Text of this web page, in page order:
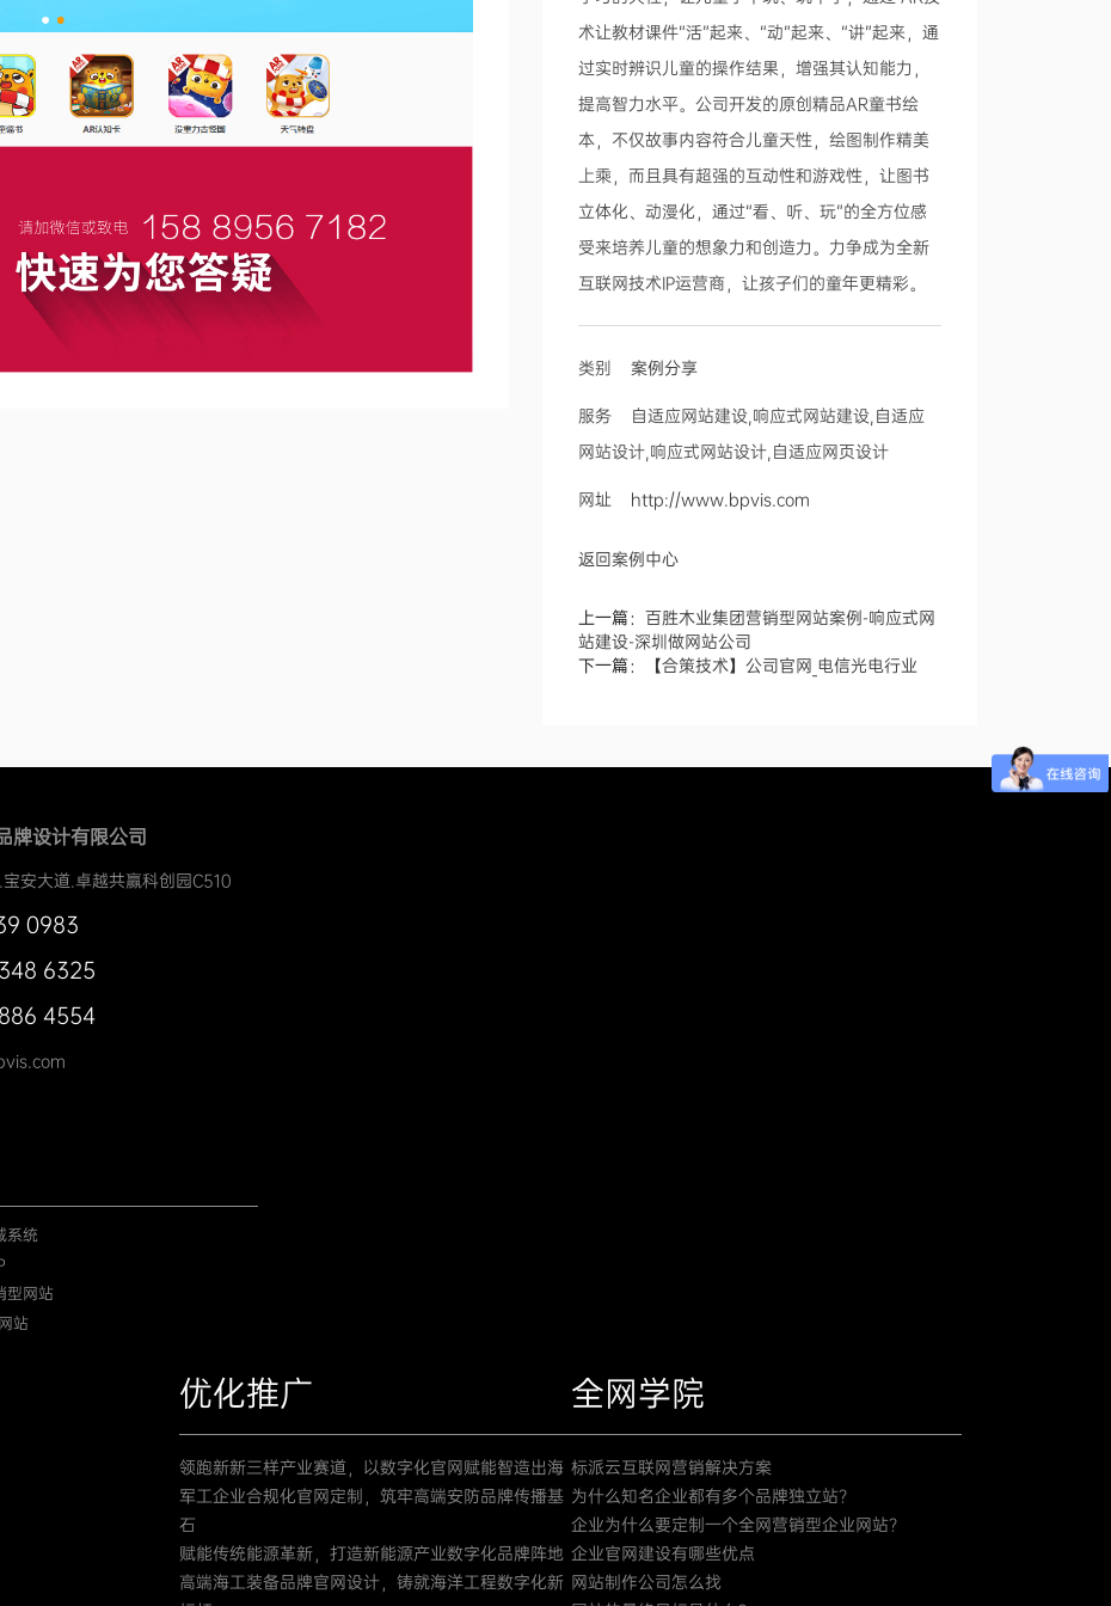
术让教材课件“活”起来、“动”起来、“讲”起来，通
过实时辨识儿童的操作结果，增强其认知能力，
提高智力水平。公司开发的原创精品AR童书绘
本，不仅故事内容符合儿童天性，绘图制作精美
上乘，而且具有超强的互动性和游戏性，让图书
立体化、动漫化，通过“看、听、玩”的全方位感
受来培养儿童的想象力和创造力。力争成为全新
互联网技术IP运营商，让孩子们的童年更精彩。
类别 案例分享
服务 自适应网站建设,响应式网站建设,自适应
网站设计,响应式网站设计,自适应网页设计
网址 http://www.bpvis.com
返回案例中心
上一篇： 百胜木业集团营销型网站案例-响应式网
站建设-深圳做网站公司
下一篇：
【合策技术】公司官网_电信光电行业
牌设计有限公司
安大道.卓越共赢科创园C510
0983
6325
4554
系统
型网站
站
优化推广
领跑新新三样产业赛道，以数字化官网赋能智造出海
军工企业合规化官网定制，筑牢高端安防品牌传播基
石
赋能传统能源革新，打造新能源产业数字化品牌阵地
高端海工装备品牌官网设计，铸就海洋工程数字化新
全网学院
标派云互联网营销解决方案
为什么知名企业都有多个品牌独立站？
企业为什么要定制一个全网营销型企业网站？
企业官网建设有哪些优点
网站制作公司怎么找